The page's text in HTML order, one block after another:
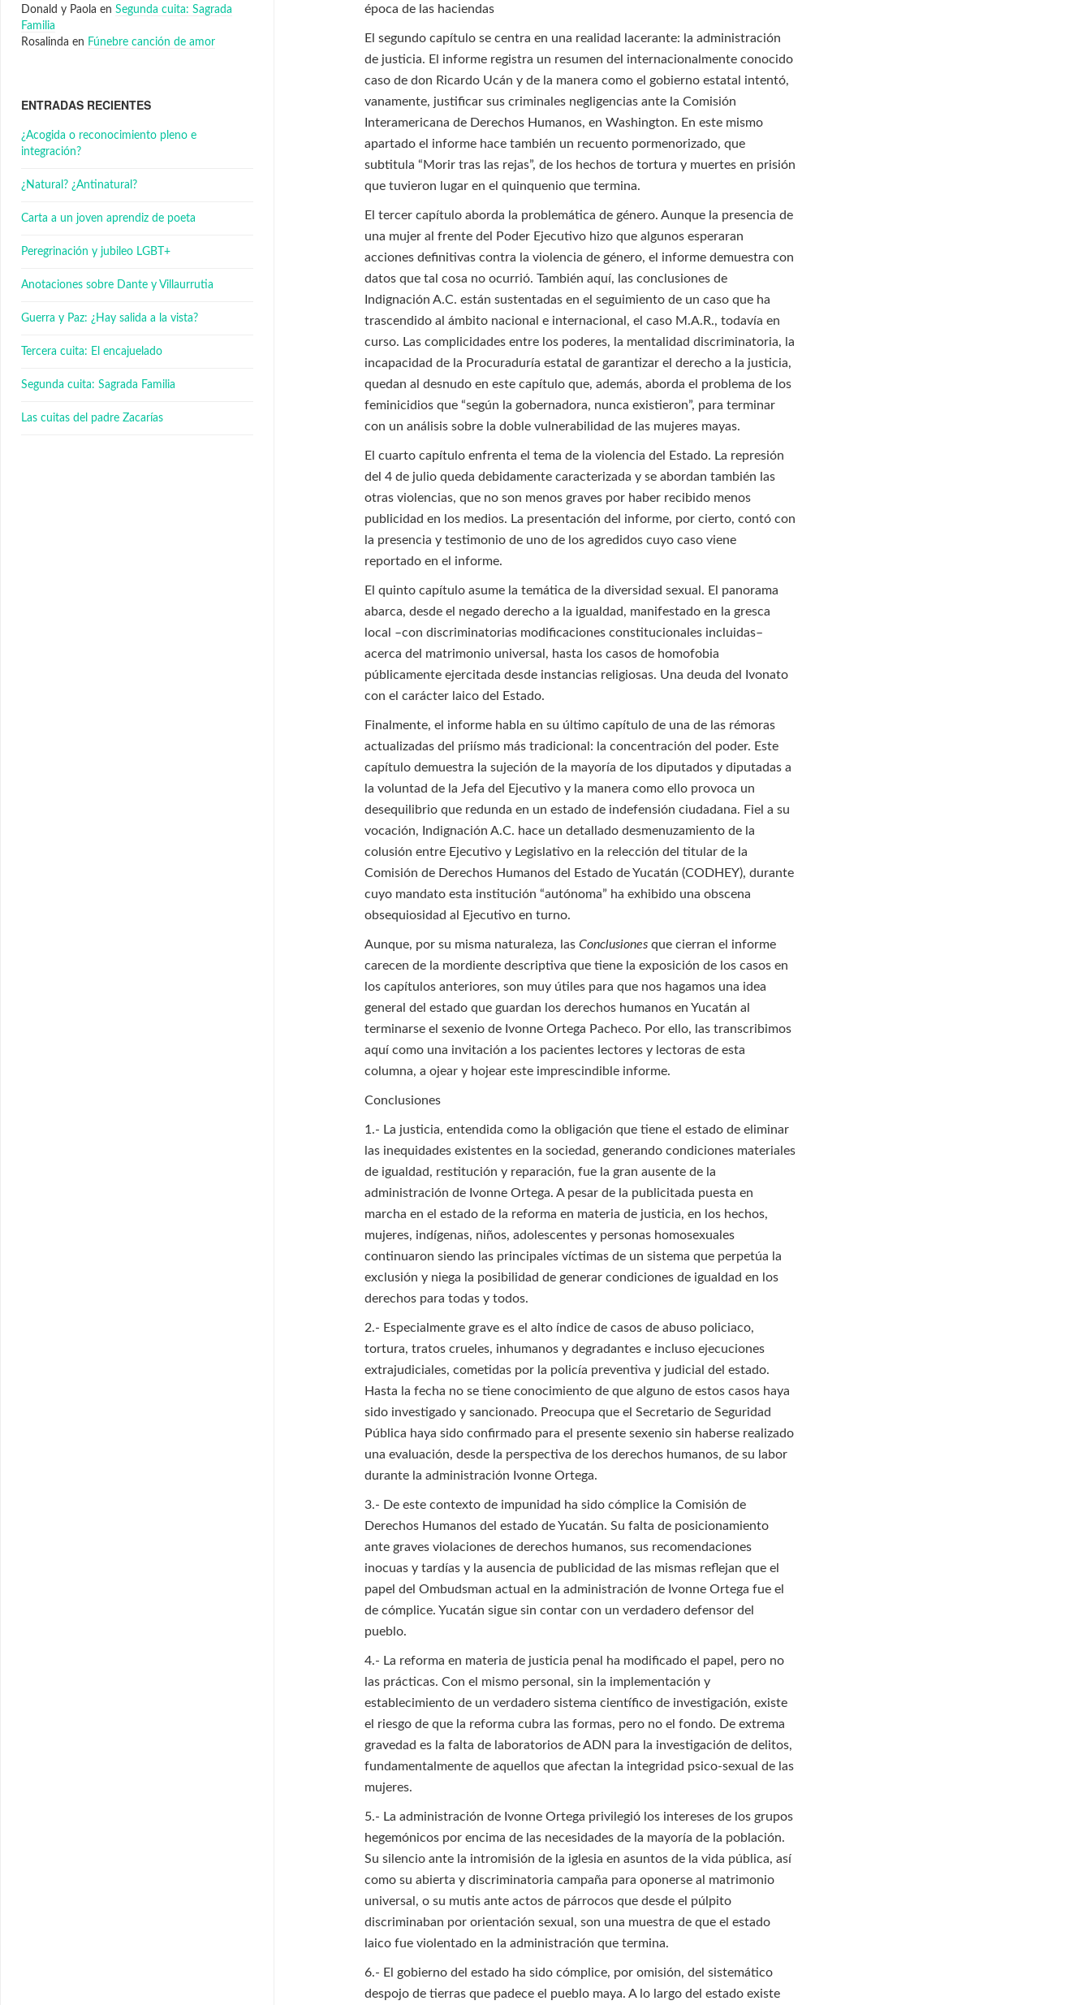
época de las haciendas
El segundo capítulo se centra en una realidad lacerante: la administración
de justicia. El informe registra un resumen del internacionalmente conocido
caso de don Ricardo Ucán y de la manera como el gobierno estatal intentó,
vanamente, justificar sus criminales negligencias ante la Comisión
Interamericana de Derechos Humanos, en Washington. En este mismo
apartado el informe hace también un recuento pormenorizado, que
subtitula “Morir tras las rejas”, de los hechos de tortura y muertes en prisión
que tuvieron lugar en el quinquenio que termina.
El tercer capítulo aborda la problemática de género. Aunque la presencia de
una mujer al frente del Poder Ejecutivo hizo que algunos esperaran
acciones definitivas contra la violencia de género, el informe demuestra con
datos que tal cosa no ocurrió. También aquí, las conclusiones de
Indignación A.C. están sustentadas en el seguimiento de un caso que ha
trascendido al ámbito nacional e internacional, el caso M.A.R., todavía en
curso. Las complicidades entre los poderes, la mentalidad discriminatoria, la
incapacidad de la Procuraduría estatal de garantizar el derecho a la justicia,
quedan al desnudo en este capítulo que, además, aborda el problema de los
feminicidios que “según la gobernadora, nunca existieron”, para terminar
con un análisis sobre la doble vulnerabilidad de las mujeres mayas.
El cuarto capítulo enfrenta el tema de la violencia del Estado. La represión
del 4 de julio queda debidamente caracterizada y se abordan también las
otras violencias, que no son menos graves por haber recibido menos
publicidad en los medios. La presentación del informe, por cierto, contó con
la presencia y testimonio de uno de los agredidos cuyo caso viene
reportado en el informe.
El quinto capítulo asume la temática de la diversidad sexual. El panorama
abarca, desde el negado derecho a la igualdad, manifestado en la gresca
local –con discriminatorias modificaciones constitucionales incluidas–
acerca del matrimonio universal, hasta los casos de homofobia
públicamente ejercitada desde instancias religiosas. Una deuda del Ivonato
con el carácter laico del Estado.
Finalmente, el informe habla en su último capítulo de una de las rémoras
actualizadas del priísmo más tradicional: la concentración del poder. Este
capítulo demuestra la sujeción de la mayoría de los diputados y diputadas a
la voluntad de la Jefa del Ejecutivo y la manera como ello provoca un
desequilibrio que redunda en un estado de indefensión ciudadana. Fiel a su
vocación, Indignación A.C. hace un detallado desmenuzamiento de la
colusión entre Ejecutivo y Legislativo en la relección del titular de la
Comisión de Derechos Humanos del Estado de Yucatán (CODHEY), durante
cuyo mandato esta institución “autónoma” ha exhibido una obscena
obsequiosidad al Ejecutivo en turno.
Aunque, por su misma naturaleza, lasConclusiones que cierran el informe
carecen de la mordiente descriptiva que tiene la exposición de los casos en
los capítulos anteriores, son muy útiles para que nos hagamos una idea
general del estado que guardan los derechos humanos en Yucatán al
terminarse el sexenio de Ivonne Ortega Pacheco. Por ello, las transcribimos
aquí como una invitación a los pacientes lectores y lectoras de esta
columna, a ojear y hojear este imprescindible informe.
Conclusiones
1.- La justicia, entendida como la obligación que tiene el estado de eliminar
las inequidades existentes en la sociedad, generando condiciones materiales
de igualdad, restitución y reparación, fue la gran ausente de la
administración de Ivonne Ortega. A pesar de la publicitada puesta en
marcha en el estado de la reforma en materia de justicia, en los hechos,
mujeres, indígenas, niños, adolescentes y personas homosexuales
continuaron siendo las principales víctimas de un sistema que perpetúa la
exclusión y niega la posibilidad de generar condiciones de igualdad en los
derechos para todas y todos.
2.- Especialmente grave es el alto índice de casos de abuso policiaco,
tortura, tratos crueles, inhumanos y degradantes e incluso ejecuciones
extrajudiciales, cometidas por la policía preventiva y judicial del estado.
Hasta la fecha no se tiene conocimiento de que alguno de estos casos haya
sido investigado y sancionado. Preocupa que el Secretario de Seguridad
Pública haya sido confirmado para el presente sexenio sin haberse realizado
una evaluación, desde la perspectiva de los derechos humanos, de su labor
durante la administración Ivonne Ortega.
3.- De este contexto de impunidad ha sido cómplice la Comisión de
Derechos Humanos del estado de Yucatán. Su falta de posicionamiento
ante graves violaciones de derechos humanos, sus recomendaciones
inocuas y tardías y la ausencia de publicidad de las mismas reflejan que el
papel del Ombudsman actual en la administración de Ivonne Ortega fue el
de cómplice. Yucatán sigue sin contar con un verdadero defensor del
pueblo.
4.- La reforma en materia de justicia penal ha modificado el papel, pero no
las prácticas. Con el mismo personal, sin la implementación y
establecimiento de un verdadero sistema científico de investigación, existe
el riesgo de que la reforma cubra las formas, pero no el fondo. De extrema
gravedad es la falta de laboratorios de ADN para la investigación de delitos,
fundamentalmente de aquellos que afectan la integridad psico-sexual de las
mujeres.
5.- La administración de Ivonne Ortega privilegió los intereses de los grupos
hegemónicos por encima de las necesidades de la mayoría de la población.
Su silencio ante la intromisión de la iglesia en asuntos de la vida pública, así
como su abierta y discriminatoria campaña para oponerse al matrimonio
universal, o su mutis ante actos de párrocos que desde el púlpito
discriminaban por orientación sexual, son una muestra de que el estado
laico fue violentado en la administración que termina.
6.- El gobierno del estado ha sido cómplice, por omisión, del sistemático
despojo de tierras que padece el pueblo maya. A lo largo del estado existe
Donald y Paola en Segunda cuita: Sagrada
Familia
Rosalinda en Fúnebre canción de amor
ENTRADAS RECIENTES
¿Acogida o reconocimiento pleno e
integración?
¿Natural? ¿Antinatural?
Carta a un joven aprendiz de poeta
Peregrinación y jubileo LGBT+
Anotaciones sobre Dante y Villaurrutia
Guerra y Paz: ¿Hay salida a la vista?
Tercera cuita: El encajuelado
Segunda cuita: Sagrada Familia
Las cuitas del padre Zacarías